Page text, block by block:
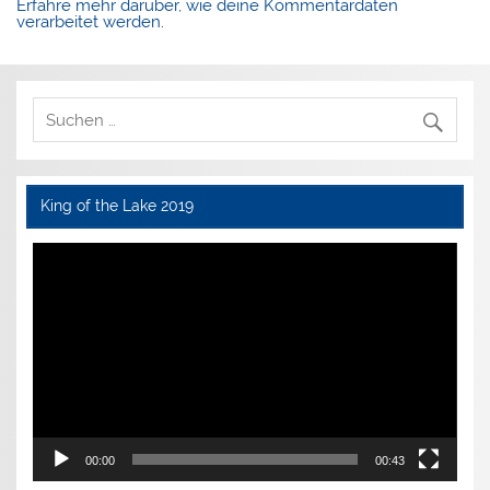
Erfahre mehr darüber, wie deine Kommentardaten
verarbeitet werden.
King of the Lake 2019
00:00 00:43